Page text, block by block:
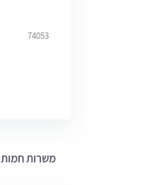
74053
משרות חמות